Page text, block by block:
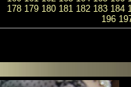
178 179 180 181 182 183 184
196